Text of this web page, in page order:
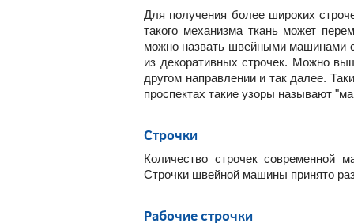
Для получения более широких
такого механизма ткань может
можно назвать швейными машинами
из декоративных строчек. Можно
другом направлении и так далее.
проспектах такие узоры называют
Строчки
Количество строчек современной
Строчки швейной машины принято
Рабочие строчки